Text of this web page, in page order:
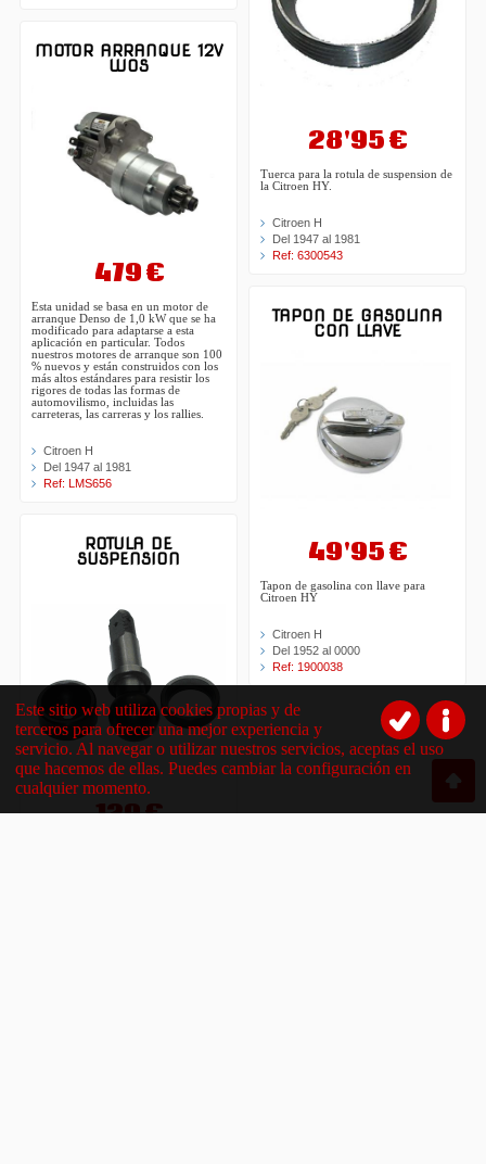
MOTOR ARRANQUE 12V
WOS
479 €
Esta unidad se basa en un motor de
arranque Denso de 1,0 kW que se ha
modificado para adaptarse a esta
aplicación en particular. Todos
nuestros motores de arranque son 100
% nuevos y están construidos con los
más altos estándares para resistir los
rigores de todas las formas de
automovilismo, incluidas las
carreteras, las carreras y los rallies.
Citroen H
Del 1947 al 1981
Ref: LMS656
ROTULA DE
SUSPENSION
129 €
28'95 €
Tuerca para la rotula de suspension de
la Citroen HY.
Citroen H
Del 1947 al 1981
Ref: 6300543
TAPON DE GASOLINA
CON LLAVE
49'95 €
Tapon de gasolina con llave para
Citroen HY
Citroen H
Del 1952 al 0000
Ref: 1900038
Este sitio web utiliza cookies propias y de
terceros para ofrecer una mejor experiencia y
servicio. Al navegar o utilizar nuestros servicios, aceptas el uso
que hacemos de ellas. Puedes cambiar la configuración en
cualquier momento.